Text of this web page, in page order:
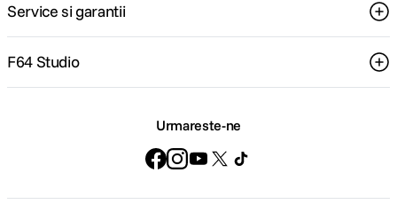
Service si garantii
F64 Studio
Urmareste-ne